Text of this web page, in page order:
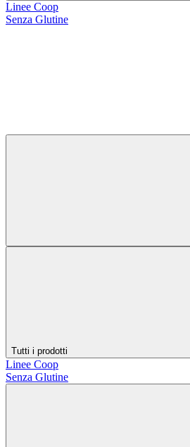
Linee Coop
Senza Glutine
Tutti i prodotti
Linee Coop
Senza Glutine